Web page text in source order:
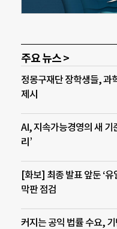
주요 뉴스 >
정몽구재단 장학생들, 과
제시
AI, 지속가능경영의 새
리’
[화보] 최종 발표 앞둔 ‘
막판 점검
커지는 공익 법률 수요,